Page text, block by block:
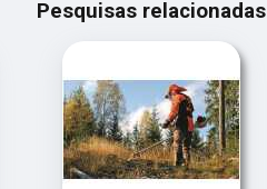
Pesquisas relacionadas